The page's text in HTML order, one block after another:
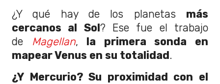
¿Y qué hay de los planetas más
cercanos al Sol ? Ese fue el trabajo
de Magellan,
la primera sonda en
mapear Venus en su totalidad .
¿Y Mercurio? Su proximidad con el